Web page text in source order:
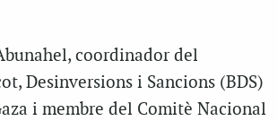
coordinador del
Desinversions i Sancions (BDS)
i membre del Comitè Nacional